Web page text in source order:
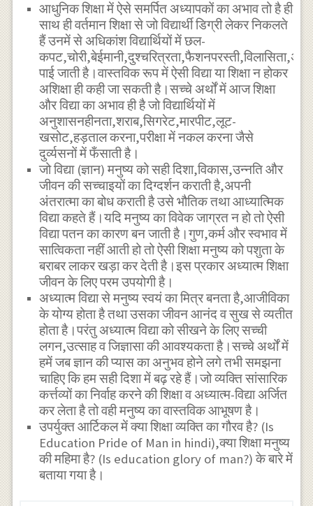
आधुनिक शिक्षा में ऐसे समर्पित अध्यापकों का अभाव तो है ही
साथ ही वर्तमान शिक्षा से जो विद्यार्थी डिग्री लेकर निकलते
हैं उनमें से अधिकांश विद्यार्थियों में छल-
पाई जाती है।वास्तविक रूप में ऐसी विद्या या शिक्षा न होकर
अशिक्षा ही कही जा सकती है।सच्चे अर्थों में आज शिक्षा
और विद्या का अभाव ही है जो विद्यार्थियों में
अनुशासनहीनता,शराब,सिगरेट,मारपीट,लूट-
खसोट,हड़ताल करना,परीक्षा में नकल करना जैसे
दुर्व्यसनों में फँसाती है।
जो विद्या (ज्ञान) मनुष्य को सही दिशा,विकास,उन्नति और
जीवन की सच्चाइयों का दिग्दर्शन कराती है,अपनी
अंतरात्मा का बोध कराती है उसे भौतिक तथा आध्यात्मिक
विद्या कहते हैं।यदि मनुष्य का विवेक जाग्रत न हो तो ऐसी
विद्या पतन का कारण बन जाती है।गुण,कर्म और स्वभाव में
सात्विकता नहीं आती हो तो ऐसी शिक्षा मनुष्य को पशुता के
बराबर लाकर खड़ा कर देती है।इस प्रकार अध्यात्म शिक्षा
जीवन के लिए परम उपयोगी है।
अध्यात्म विद्या से मनुष्य स्वयं का मित्र बनता है,आजीविका
के योग्य होता है तथा उसका जीवन आनंद व सुख से व्यतीत
होता है।परंतु अध्यात्म विद्या को सीखने के लिए सच्ची
लगन,उत्साह व जिज्ञासा की आवश्यकता है।सच्चे अर्थों में
हमें जब ज्ञान की प्यास का अनुभव होने लगे तभी समझना
चाहिए कि हम सही दिशा में बढ़ रहे हैं।जो व्यक्ति सांसारिक
कर्त्तव्यों का निर्वाह करने की शिक्षा व अध्यात्म-विद्या अर्जित
कर लेता है तो वही मनुष्य का वास्तविक आभूषण है।
उपर्युक्त आर्टिकल में क्या शिक्षा व्यक्ति का गौरव है? (Is
Education Pride of Man in hindi),क्या शिक्षा मनुष्य
की महिमा है? (Is education glory of man?) के बारे में
बताया गया है।